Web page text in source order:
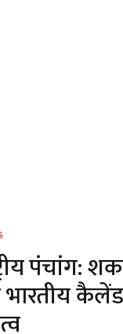
पंचांग: